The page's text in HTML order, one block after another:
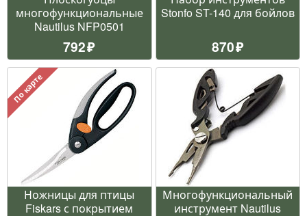
многофункциональные
Nautilus NFP0501
792
Stonfo ST-140 для бойлов
870
По карте
Ножницы для птицы
Fiskars с покрытием
Многофункциональный
инструмент Nautilus